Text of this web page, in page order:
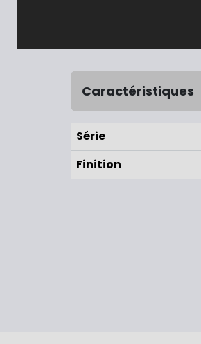
Caractéristiques
Série
Finition